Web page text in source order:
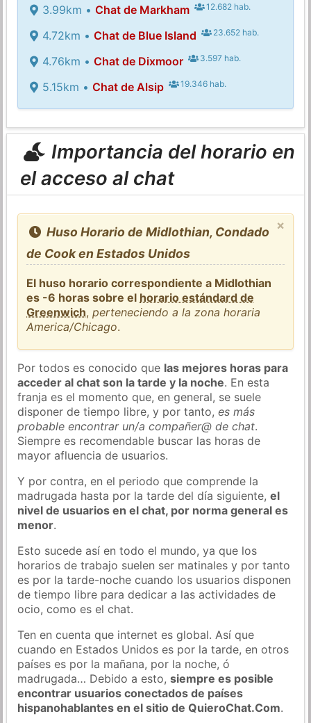
3.99km • Chat de Markham 12.682 hab.
4.72km • Chat de Blue Island 23.652 hab.
4.76km • Chat de Dixmoor 3.597 hab.
5.15km • Chat de Alsip 19.346 hab.
Importancia del horario en
el acceso al chat
×
Huso Horario de Midlothian, Condado
de Cook en Estados Unidos
El huso horario correspondiente a Midlothian
es -6 horas sobre el horario estándard de
Greenwich,perteneciendo a la zona horaria
America/Chicago.
Por todos es conocido que las mejores horas para
acceder al chat son la tarde y la noche. En esta
franja es el momento que, en general, se suele
disponer de tiempo libre, y por tanto,es más
probable encontrar un/a compañer@ de chat.
Siempre es recomendable buscar las horas de
mayor afluencia de usuarios.
Y por contra, en el periodo que comprende la
madrugada hasta por la tarde del día siguiente,el
nivel de usuarios en el chat, por norma general es
menor.
Esto sucede así en todo el mundo, ya que los
horarios de trabajo suelen ser matinales y por tanto
es por la tarde-noche cuando los usuarios disponen
de tiempo libre para dedicar a las actividades de
ocio, como es el chat.
Ten en cuenta que internet es global. Así que
cuando en Estados Unidos es por la tarde, en otros
países es por la mañana, por la noche, ó
madrugada… Debido a esto,siempre es posible
encontrar usuarios conectados de países
hispanohablantes en el sitio de QuieroChat.Com.